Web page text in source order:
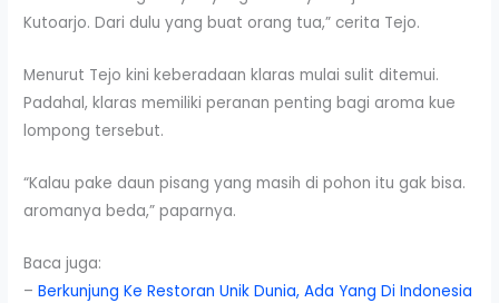
Kutoarjo. Dari dulu yang buat orang tua,” cerita Tejo.
Menurut Tejo kini keberadaan klaras mulai sulit ditemui.
Padahal, klaras memiliki peranan penting bagi aroma kue
lompong tersebut.
“Kalau pake daun pisang yang masih di pohon itu gak bisa.
aromanya beda,” paparnya.
Baca juga:
–Berkunjung Ke Restoran Unik Dunia, Ada Yang Di Indonesia